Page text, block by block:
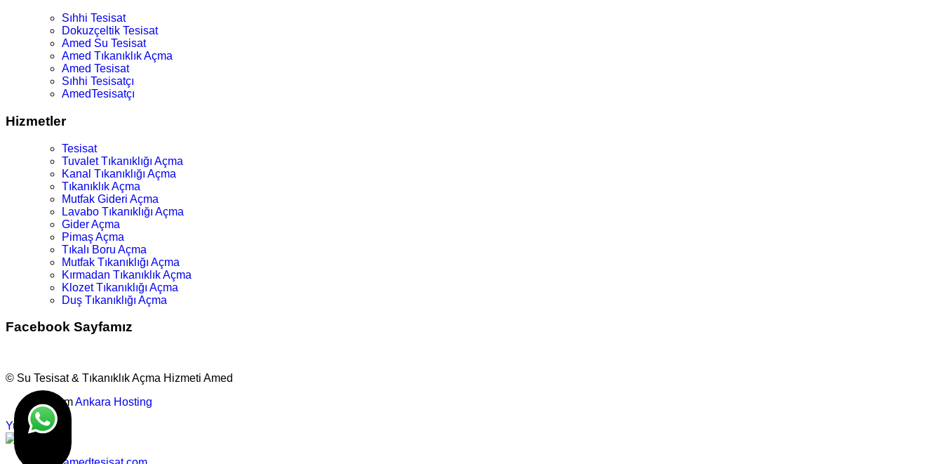
Sıhhi Tesisat
Dokuzçeltik Tesisat
Amed Su Tesisat
Amed Tıkanıklık Açma
Amed Tesisat
Sıhhi Tesisatçı
AmedTesisatçı
Hizmetler
Tesisat
Tuvalet Tıkanıklığı Açma
Kanal Tıkanıklığı Açma
Tıkanıklık Açma
Mutfak Gideri Açma
Lavabo Tıkanıklığı Açma
Gider Açma
Pimaş Açma
Tıkalı Boru Açma
Mutfak Tıkanıklığı Açma
Kırmadan Tıkanıklık Açma
Klozet Tıkanıklığı Açma
Duş Tıkanıklığı Açma
Facebook Sayfamız
© Su Tesisat & Tıkanıklık Açma Hizmeti Amed
TasarımAnkara Hosting
Yukarı